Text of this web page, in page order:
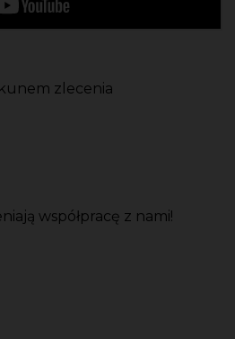
zlecenia
współpracę z nami!